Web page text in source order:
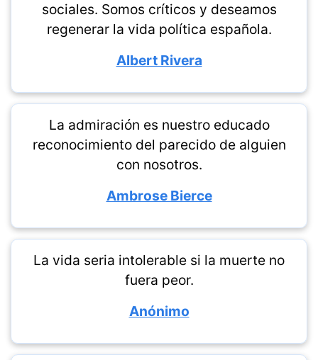
sociales. Somos críticos y deseamos
regenerar la vida política española.
Albert Rivera
La admiración es nuestro educado
reconocimiento del parecido de alguien
con nosotros.
Ambrose Bierce
La vida seria intolerable si la muerte no
fuera peor.
Anónimo